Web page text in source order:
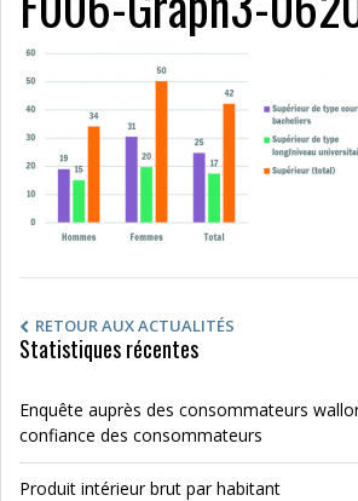
RETOUR AUX ACTUALITÉS
Statistiques récentes
Enquête auprès des consommateurs
confiance des consommateurs
Produit intérieur brut par habitant